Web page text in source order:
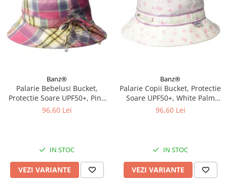
Banz®
Palarie Bebelusi Bucket,
Protectie Soare UPF50+, Pink
Check, Diverse marimi
96,60 Lei
IN STOC
VEZI VARIANTE
Banz®
Palarie Copii Bucket, Protectie
Soare UPF50+, White Palm
Tree, Diverse marimi
96,60 Lei
IN STOC
VEZI VARIANTE